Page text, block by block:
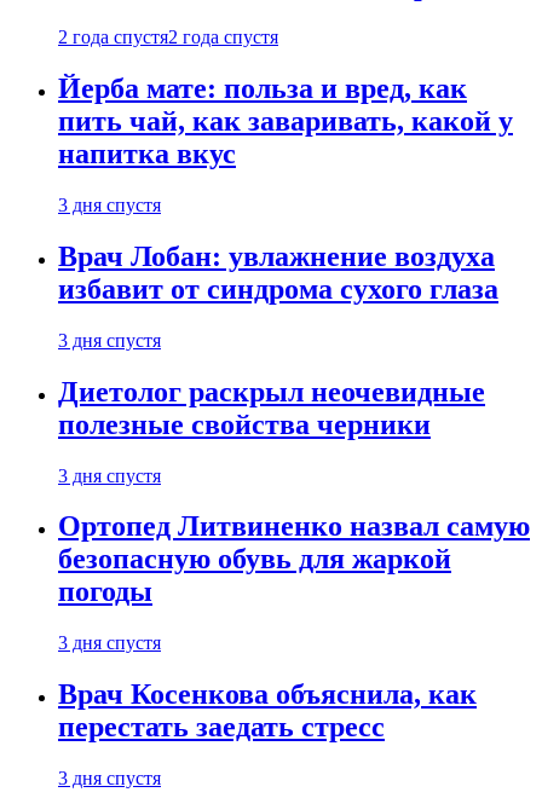
2 года спустя2 года спустя
Йерба мате: польза и вред, как
пить чай, как заваривать, какой у
напитка вкус
3 дня спустя
Врач Лобан: увлажнение воздуха
избавит от синдрома сухого глаза
3 дня спустя
Диетолог раскрыл неочевидные
полезные свойства черники
3 дня спустя
Ортопед Литвиненко назвал самую
безопасную обувь для жаркой
погоды
3 дня спустя
Врач Косенкова объяснила, как
перестать заедать стресс
3 дня спустя